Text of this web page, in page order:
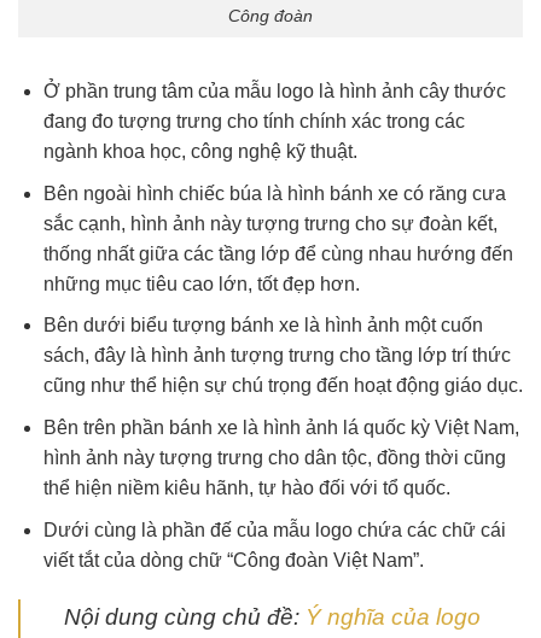
Công đoàn
Ở phần trung tâm của mẫu logo là hình ảnh cây thước
đang đo tượng trưng cho tính chính xác trong các
ngành khoa học, công nghệ kỹ thuật.
Bên ngoài hình chiếc búa là hình bánh xe có răng cưa
sắc cạnh, hình ảnh này tượng trưng cho sự đoàn kết,
thống nhất giữa các tầng lớp để cùng nhau hướng đến
những mục tiêu cao lớn, tốt đẹp hơn.
Bên dưới biểu tượng bánh xe là hình ảnh một cuốn
sách, đây là hình ảnh tượng trưng cho tầng lớp trí thức
cũng như thể hiện sự chú trọng đến hoạt động giáo dục.
Bên trên phần bánh xe là hình ảnh lá quốc kỳ Việt Nam,
hình ảnh này tượng trưng cho dân tộc, đồng thời cũng
thể hiện niềm kiêu hãnh, tự hào đối với tổ quốc.
Dưới cùng là phần đế của mẫu logo chứa các chữ cái
viết tắt của dòng chữ “Công đoàn Việt Nam”.
Nội dung cùng chủ đề: Ý nghĩa của logo